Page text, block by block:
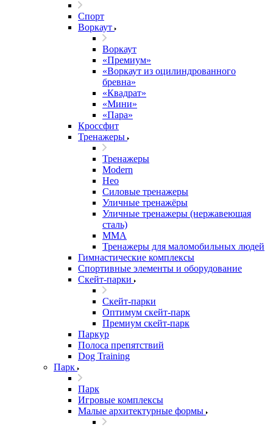
Спорт
Воркаут
Воркаут
«Премиум»
«Воркаут из оцилиндрованного
бревна»
«Квадрат»
«Мини»
«Пара»
Кроссфит
Тренажеры
Тренажеры
Modern
Нео
Силовые тренажеры
Уличные тренажёры
Уличные тренажеры (нержавеющая
сталь)
ММА
Тренажеры для маломобильных людей
Гимнастические комплексы
Спортивные элементы и оборудование
Скейт-парки
Скейт-парки
Оптимум скейт-парк
Премиум скейт-парк
Паркур
Полоса препятствий
Dog Training
Парк
Парк
Игровые комплексы
Малые архитектурные формы